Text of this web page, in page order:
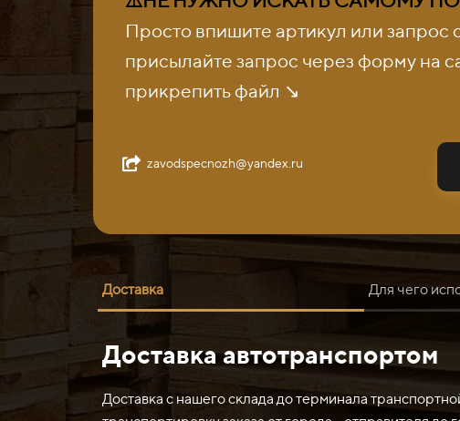
Просто впишите артикул или запрос
присылайте запрос через форму на
прикрепить файл ↘️
zavodspecnozh@yandex.ru
Доставка Для чего
Доставка автотранспортом
Доставка с нашего склада до терминала
Нож средний 749-96-164 (7 отв) с наплавкой часто
разделка и обработка различных материалов,